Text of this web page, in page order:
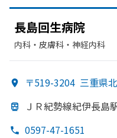
長島回生病院
内科・​皮膚科・​神経内科
〒519-3204 三重県
ＪＲ紀勢線紀伊長島
0597-47-1651